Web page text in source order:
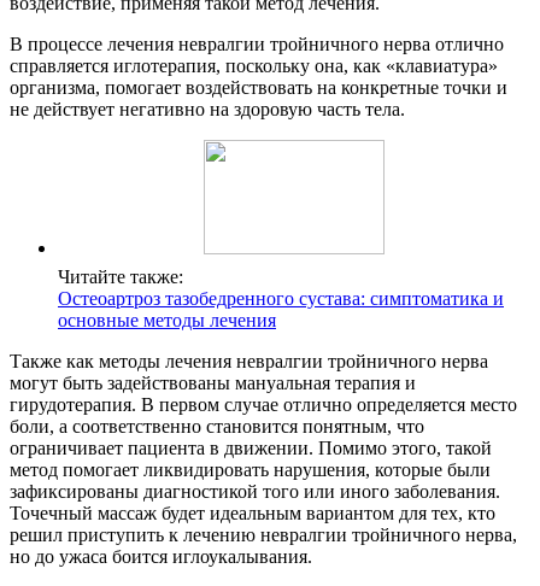
В процессе лечения невралгии тройничного нерва отлично
справляется иглотерапия, поскольку она, как «клавиатура»
организма, помогает воздействовать на конкретные точки и
не действует негативно на здоровую часть тела.
Читайте также:
Остеоартроз тазобедренного сустава: симптоматика и
основные методы лечения
Также как методы лечения невралгии тройничного нерва
могут быть задействованы мануальная терапия и
гирудотерапия. В первом случае отлично определяется место
боли, а соответственно становится понятным, что
ограничивает пациента в движении. Помимо этого, такой
метод помогает ликвидировать нарушения, которые были
зафиксированы диагностикой того или иного заболевания.
Точечный массаж будет идеальным вариантом для тех, кто
решил приступить к лечению невралгии тройничного нерва,
но до ужаса боится иглоукалывания.